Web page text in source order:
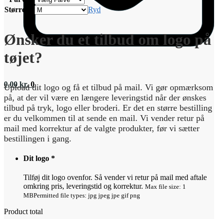
0,00 kr. 0
Størrelse
Ryd
Ønsker du et tilbud om logo på
tøjet?
Upload dit logo og få et tilbud på mail. Vi gør opmærksom
på, at der vil være en længere leveringstid når der ønskes
tilbud på tryk, logo eller broderi. Er det en større bestilling
er du velkommen til at sende en mail. Vi vender retur på
mail med korrektur af de valgte produkter, før vi sætter
bestillingen i gang.
Dit logo *
Tilføj dit logo ovenfor. Så vender vi retur på mail med aftale
omkring pris, leveringstid og korrektur. Max file size: 1
MBPermitted file types: jpg jpeg jpe gif png
Product total